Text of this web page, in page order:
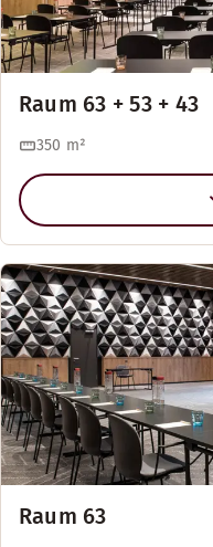
Raum 63 + 53 + 43
350 m²
Raum 63